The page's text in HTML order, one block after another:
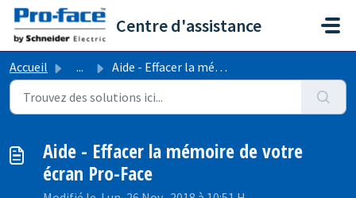
Passer au contenu principal
Centre d'assistance
Accueil ... Aide - Effacer la mémoire de votre écran Pro-Face
Aide - Effacer la mémoire de votre
écran Pro-Face